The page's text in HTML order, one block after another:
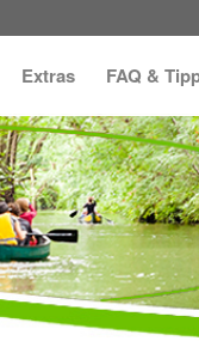
Extras FAQ &